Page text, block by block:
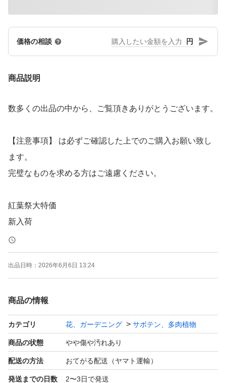
価格の相談 円
商品説明
数多くの出品の中から、ご覧頂きありがとうございます。
【注意事項】 は必ずご確認した上でのご購入お願い致し
ます。
完璧なものを求める方はご遠慮ください。
紅葉祭大特価
新入荷
多肉植物 アエオニウム
韓国苗 超美苗 紅葉大苗
在庫あり
人気種
出品日時： 2026年6月6日 13:24
商品の情報
カテゴリ 花、ガーデニング サボテン、多肉植物
商品の状態 やや傷や汚れあり
配送の方法 おてがる配送（ヤマト運輸）
発送までの日数 2〜3日で発送